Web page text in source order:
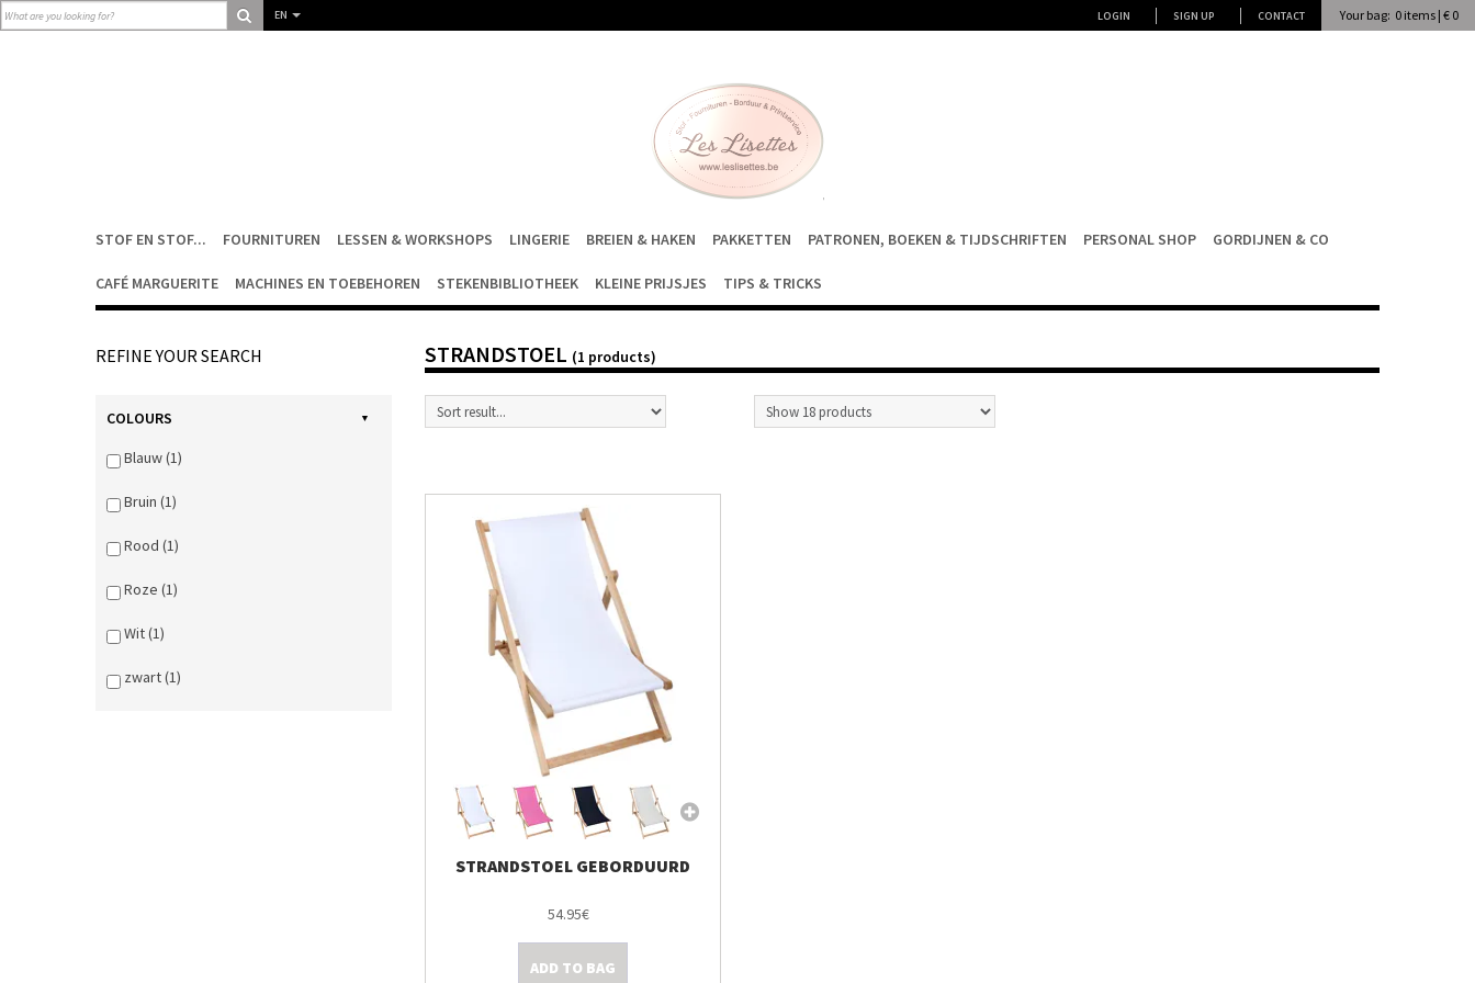
EN Your bag: 0 items | € 0
LOGIN SIGN UP CONTACT
STOF EN STOF... FOURNITUREN LESSEN & WORKSHOPS LINGERIE BREIEN & HAKEN PAKKETTEN PATRONEN, BOEKEN & TIJDSCHRIFTEN PERSONAL SHOP GORDIJNEN & CO
CAFÉ MARGUERITE MACHINES EN TOEBEHOREN STEKENBIBLIOTHEEK KLEINE PRIJSJES TIPS & TRICKS
REFINE YOUR SEARCH
COLOURS
Blauw (1)
Bruin (1)
Rood (1)
Roze (1)
Wit (1)
zwart (1)
STRANDSTOEL (1 products)
STRANDSTOEL GEBORDUURD
54.95€
ADD TO BAG